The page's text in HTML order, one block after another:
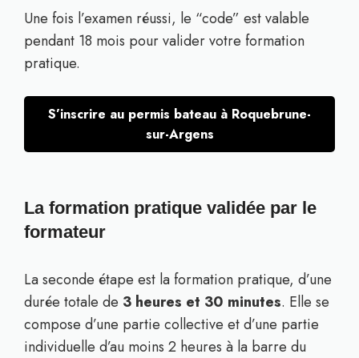
Une fois l’examen réussi, le “code” est valable
pendant 18 mois pour valider votre formation
pratique.
S’inscrire au permis bateau à Roquebrune-
sur-Argens
La formation pratique validée par le
formateur
La seconde étape est la formation pratique, d’une
durée totale de 3 heures et 30 minutes. Elle se
compose d’une partie collective et d’une partie
individuelle d’au moins 2 heures à la barre du